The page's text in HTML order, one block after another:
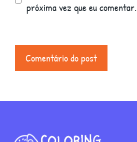
próxima vez que eu comentar.